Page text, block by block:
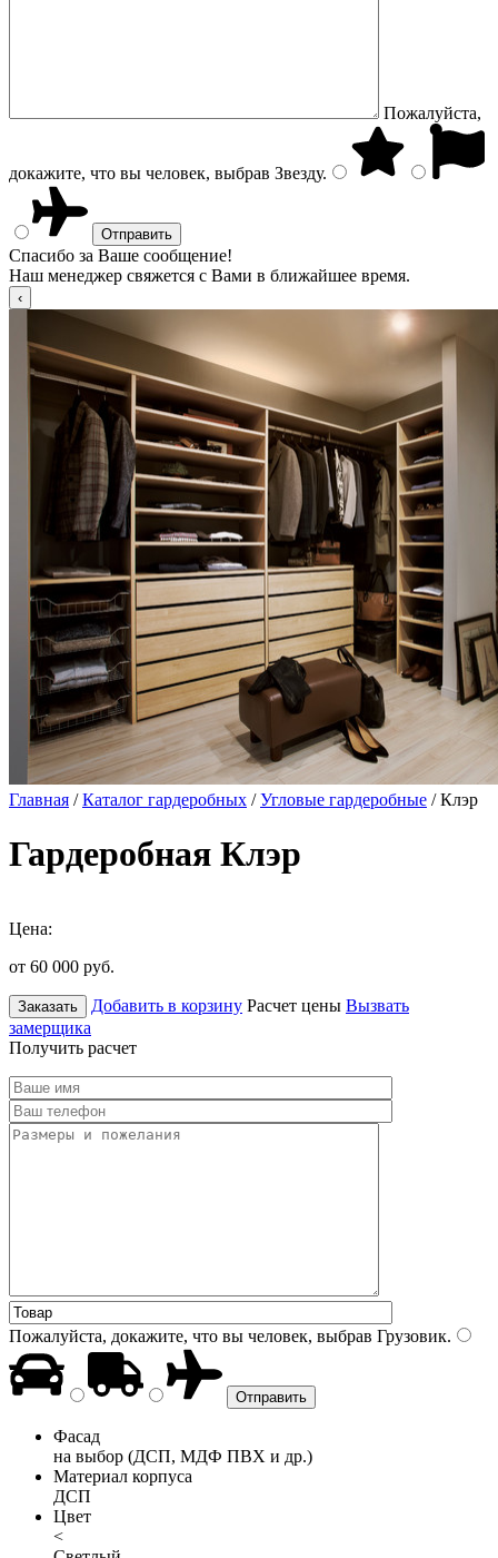
Пожалуйста,
докажите, что вы человек, выбрав Звезду.
Спасибо за Ваше сообщение!
Наш менеджер свяжется с Вами в ближайшее время.
Главная /Каталог гардеробных /Угловые гардеробные / Клэр
Гардеробная Клэр
Цена:
от 60 000 руб.
Заказать Добавить в корзину Расчет цены Вызвать
замерщика
Получить расчет
Пожалуйста, докажите, что вы человек, выбрав Грузовик.
Фасад
на выбор (ДСП, МДФ ПВХ и др.)
Материал корпуса
ДСП
Цвет
<